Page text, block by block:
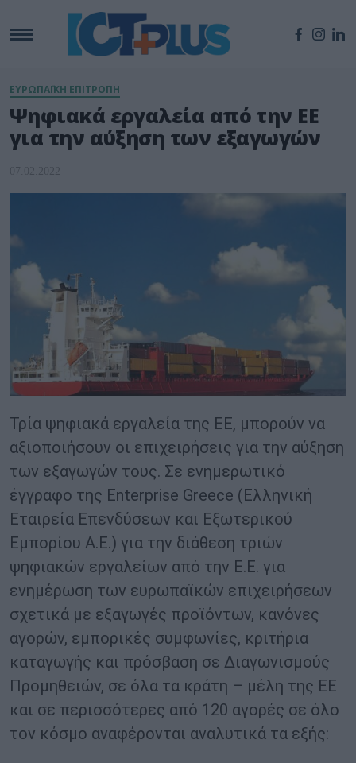
ΕΥΡΩΠΑΪΚΗ ΕΠΙΤΡΟΠΗ
Ψηφιακά εργαλεία από την ΕΕ
για την αύξηση των εξαγωγών
07.02.2022
Τρία ψηφιακά εργαλεία της ΕΕ, μπορούν να
αξιοποιήσουν οι επιχειρήσεις για την αύξηση
των εξαγωγών τους. Σε ενημερωτικό
έγγραφο της Enterprise Greece (Ελληνική
Εταιρεία Επενδύσεων και Εξωτερικού
Εμπορίου Α.Ε.) για την διάθεση τριών
ψηφιακών εργαλείων από την Ε.Ε. για
ενημέρωση των ευρωπαϊκών επιχειρήσεων
σχετικά με εξαγωγές προϊόντων, κανόνες
αγορών, εμπορικές συμφωνίες, κριτήρια
καταγωγής και πρόσβαση σε Διαγωνισμούς
Προμηθειών, σε όλα τα κράτη – μέλη της ΕΕ
και σε περισσότερες από 120 αγορές σε όλο
τον κόσμο αναφέρονται αναλυτικά τα εξής: